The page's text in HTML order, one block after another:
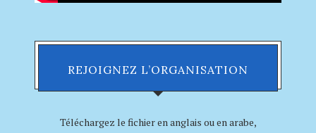
REJOIGNEZ L’ORGANISATION
Téléchargez le fichier en anglais ou en arabe,